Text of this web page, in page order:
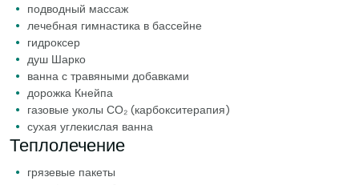
подводный массаж
лечебная гимнастика в бассейне
гидроксер
душ Шарко
ванна с травяными добавками
дорожка Кнейпа
газовые уколы СО₂ (карбокситерапия)
сухая углекислая ванна
Теплолечение
грязевые пакеты